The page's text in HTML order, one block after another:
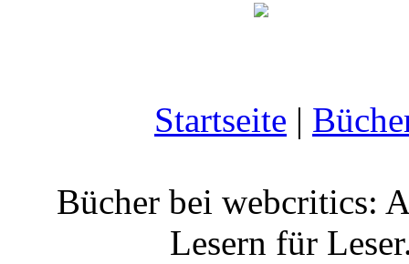
Startseite |
Bücher bei webcritics:
Lesern für